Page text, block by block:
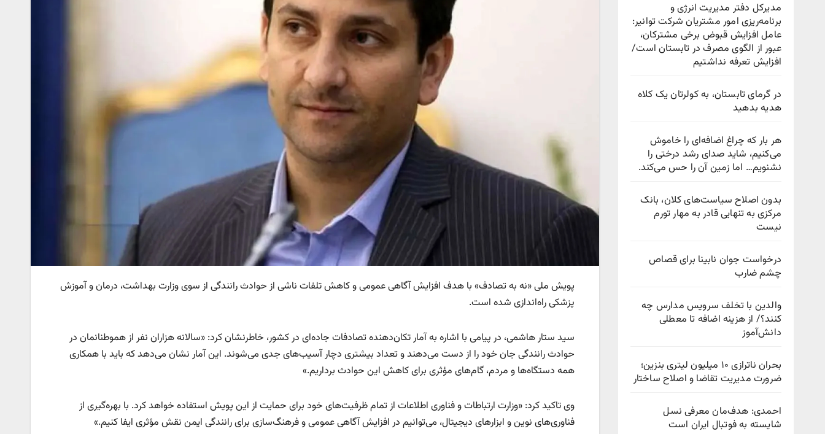
مدیرکل دفتر مدیریت انرژی و
برنامه‌ریزی امور مشتریان شرکت توانیر:
عامل افزایش قبوض برخی مشترکان،
عبور از الگوی مصرف در تابستان است/
افزایش تعرفه نداشتیم
در گرمای تابستان، به کولرتان یک کلاه
هدیه بدهید
هر بار که چراغ اضافه‌ای را خاموش
می‌کنیم، شاید صدای رشد درختی را
نشنویم… اما زمین آن را حس می‌کند.
بدون اصلاح سیاست‌های کلان، بانک
مرکزی به تنهایی قادر به مهار تورم
نیست
درخواست جوان نابینا برای قصاص
چشم ضارب
والدین با تخلف سرویس مدارس چه
کنند؟/ از هزینه اضافه تا معطلی
دانش‌آموز
بحران ناترازی ۱۰ میلیون لیتری بنزین؛
ضرورت مدیریت تقاضا و اصلاح ساختار
احمدی: هدف‌مان معرفی نسل
شایسته به فوتبال ایران است
پویش ملی «نه به تصادف» با هدف افزایش آگاهی عمومی و کاهش تلفات ناشی از حوادث رانندگی از سوی وزارت بهداشت، درمان و آموزش
پزشکی راه‌اندازی شده است.
سید ستار هاشمی، در پیامی با اشاره به آمار تکان‌دهنده تصادفات جاده‌ای در کشور، خاطرنشان کرد: «سالانه هزاران نفر از هموطنانمان در
حوادث رانندگی جان خود را از دست می‌دهند و تعداد بیشتری دچار آسیب‌های جدی می‌شوند. این آمار نشان می‌دهد که باید با همکاری
همه دستگاه‌ها و مردم، گام‌های مؤثری برای کاهش این حوادث برداریم.»
وی تاکید کرد: «وزارت ارتباطات و فناوری اطلاعات از تمام ظرفیت‌های خود برای حمایت از این پویش استفاده خواهد کرد. با بهره‌گیری از
فناوری‌های نوین و ابزارهای دیجیتال، می‌توانیم در افزایش آگاهی عمومی و فرهنگ‌سازی برای رانندگی ایمن نقش مؤثری ایفا کنیم.»